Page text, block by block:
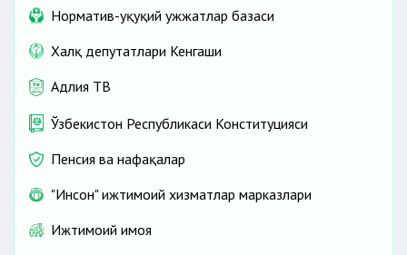
Норматив-ҳуқуқий ҳужжатлар базаси
Халқ депутатлари Кенгаши
Адлия ТВ
Ўзбекистон Республикаси Конституцияси
Пенсия ва нафақалар
"Инсон" ижтимоий хизматлар марказлари
Ижтимоий ҳимоя